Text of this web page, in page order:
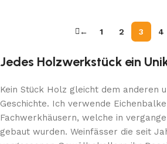
← 1 2 3 4
Jedes Holzwerkstück ein
Kein Stück Holz gleicht dem anderen
Geschichte. Ich verwende
Fachwerkhäusern, welche in
gebaut wurden. Weinfässer die seit